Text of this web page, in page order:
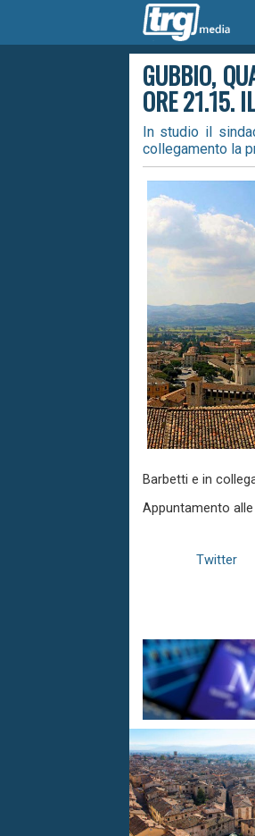
GUBBIO,
ORE 21.15.
In studio il
collegamento la
Barbetti e in
Appuntamento alle
Twitter